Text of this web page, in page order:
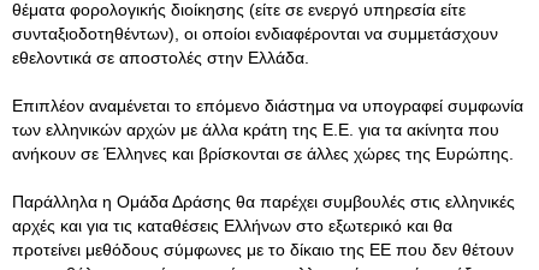
θέματα φορολογικής διοίκησης (είτε σε ενεργό υπηρεσία είτε
συνταξιοδοτηθέντων), οι οποίοι ενδιαφέρονται να συμμετάσχουν
εθελοντικά σε αποστολές στην Ελλάδα.
Επιπλέον αναμένεται το επόμενο διάστημα να υπογραφεί συμφωνία
των ελληνικών αρχών με άλλα κράτη της Ε.Ε. για τα ακίνητα που
ανήκουν σε Έλληνες και βρίσκονται σε άλλες χώρες της Ευρώπης.
Παράλληλα η Ομάδα Δράσης θα παρέχει συμβουλές στις ελληνικές
αρχές και για τις καταθέσεις Ελλήνων στο εξωτερικό και θα
προτείνει μεθόδους σύμφωνες με το δίκαιο της ΕΕ που δεν θέτουν